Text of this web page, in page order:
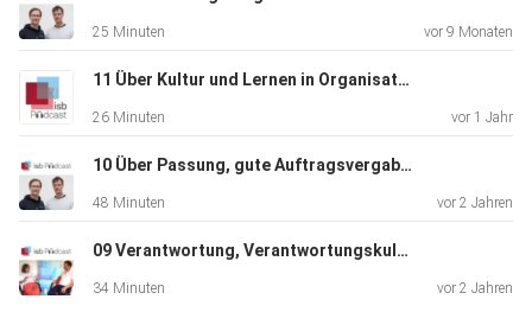
25 Minuten vor 9 Monaten
11 Über Kultur und Lernen in Organisationen; KI generierter Podcast
26 Minuten vor 1 Jahr
10 Über Passung, gute Auftragsvergabe und isbMatch; Jutta Werbelow mit Thorsten Veith und Ludwig Kannicht
48 Minuten vor 2 Jahren
09 Verantwortung, Verantwortungskultur und unternehmerische Praxis; Thorsten Veith mit Irmina Zunker
34 Minuten vor 2 Jahren